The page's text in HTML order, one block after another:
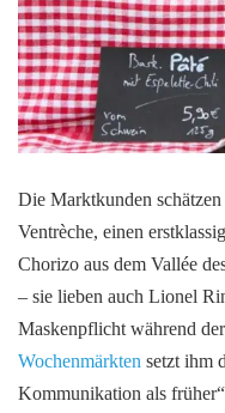
Die Marktkunden
Ventrèche, einen
Chorizo aus dem Vallée
– sie lieben auch Lionel
Maskenpflicht während
Wochenmärkten setzt ihm
Kommunikation als